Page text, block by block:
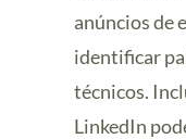
anúncios de
identificar
técnicos.
LinkedIn